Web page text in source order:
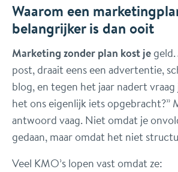
Waarom een
belangrijker is dan ooit
Marketing zonder plan kost je
post, draait eens een advertentie,
blog, en tegen het jaar nadert
het ons eigenlijk iets opgebracht?”
antwoord vaag. Niet omdat je
gedaan, maar omdat het niet
Veel KMO’s lopen vast omdat ze: